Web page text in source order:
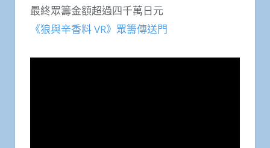
最終眾籌金額超過四千萬日元
《狼與辛香料 VR》眾籌傳送門